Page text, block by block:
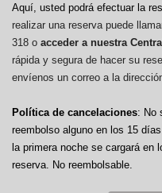
Aquí, usted podrá efectuar la
realizar una reserva puede
318 o acceder a nuestra
rápida y segura de hacer su
envíenos un correo a la
Política de cancelaciones: No
reembolso alguno en los 15
la primera noche se cargará en
reserva. No reembolsable.